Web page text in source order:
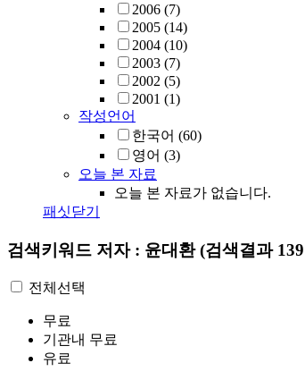
2006 (7)
2005 (14)
2004 (10)
2003 (7)
2002 (5)
2001 (1)
작성언어
한국어 (60)
영어 (3)
오늘 본 자료
오늘 본 자료가 없습니다.
패싯닫기
검색키워드 저자 : 윤대환(검색결과
전체선택
무료
기관내 무료
유료